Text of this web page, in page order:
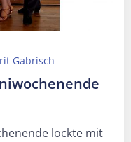
Gabrisch
lockte mit